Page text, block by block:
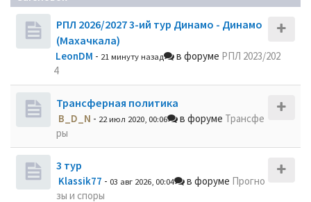
РПЛ 2026/2027 3-ий тур Динамо - Динамо
(Махачкала)
LeonDM - 21 минуту назад в форуме РПЛ 2023/202
4
Трансферная политика
B_D_N - 22 июл 2020, 00:06 в форуме Трансфе
ры
3 тур
Klassik77 - 03 авг 2026, 00:04 в форуме Прогно
зы и споры